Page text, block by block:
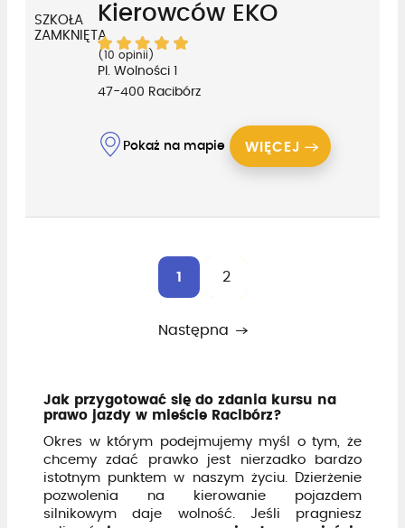
SZKOŁA
ZAMKNIĘTA
Kierowców EKO
(10 opinii)
Pl. Wolności 1
47-400 Racibórz
Pokaż na mapie WIĘCEJ
1 2
Następna
Jak przygotować się do zdania kursu na
prawo jazdy w mieście Racibórz?
Okres w którym podejmujemy myśl o tym, że
chcemy zdać prawko jest nierzadko bardzo
istotnym punktem w naszym życiu. Dzierżenie
pozwolenia na kierowanie pojazdem
silnikowym daje wolność. Jeśli pragniesz